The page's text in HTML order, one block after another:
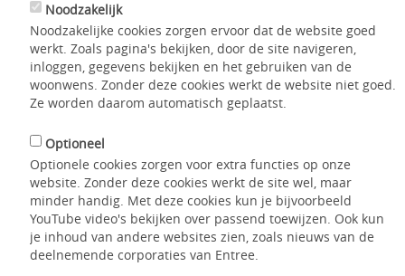
Noodzakelijk
Noodzakelijke cookies zorgen ervoor dat de website goed
werkt. Zoals pagina's bekijken, door de site navigeren,
inloggen, gegevens bekijken en het gebruiken van de
woonwens. Zonder deze cookies werkt de website niet goed.
Ze worden daarom automatisch geplaatst.
Optioneel
Optionele cookies zorgen voor extra functies op onze
website. Zonder deze cookies werkt de site wel, maar
minder handig. Met deze cookies kun je bijvoorbeeld
YouTube video's bekijken over passend toewijzen. Ook kun
je inhoud van andere websites zien, zoals nieuws van de
deelnemende corporaties van Entree.
Aanbod
Mijn WoonWens
Hoe werkt het?
Contact
Home Hoe werkt het?
Hoe werkt deze website?
de woningcorporaties in de regio Arnhem-Nijmegen hun
huurwoningen aan. Bent u op zoek naar een (andere)
huurwoning in deze regio? Via onderstaande film krijgt u een
uitleg over de werking van deze website.
Deze inhoud wordt geblokkeerd.